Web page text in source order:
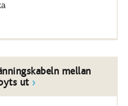
mellan
ut